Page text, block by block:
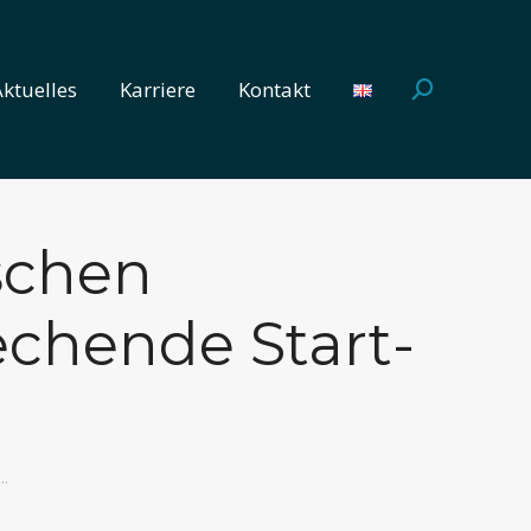
Karriere Kontakt Search:
Start-